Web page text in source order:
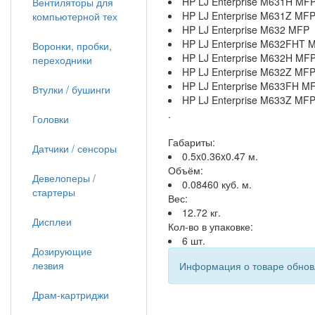
HP LJ Enterprise M631Z MFP
HP LJ Enterprise M632 MFP
HP LJ Enterprise M632FHT
HP LJ Enterprise M632H
HP LJ Enterprise M632Z MFP
HP LJ Enterprise M633FH
HP LJ Enterprise M633Z MFP
.
Габариты:
0.5x0.36x0.47 м.
Объём:
0.08460 куб. м.
Вес:
12.72 кг.
Кол-во в упаковке:
6 шт.
Информация о товаре
компьютерной тех
Воронки, пробки,
переходники
Втулки / бушинги
Головки
Датчики / сенсоры
Девелоперы /
стартеры
Дисплеи
Дозирующие
лезвия
Драм-картриджи